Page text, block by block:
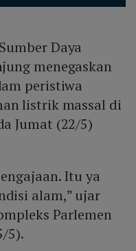
Daya
menegaskan
peristiwa
listrik massal di
Jumat (22/5)
Itu ya
alam,” ujar
Parlemen
5).